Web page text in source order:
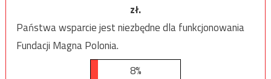
zł.
Państwa wsparcie jest niezbędne dla funkcjonowania
Fundacji Magna Polonia.
8%